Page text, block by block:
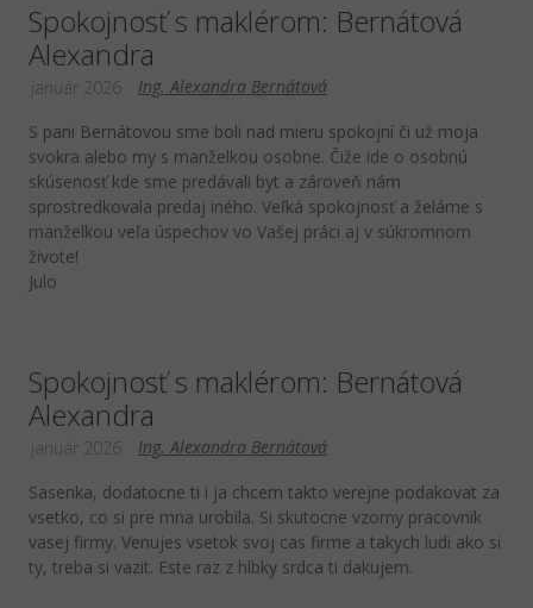
Spokojnosť s maklérom: Bernátová
Alexandra
Ing. Alexandra Bernátová
január 2026
S pani Bernátovou sme boli nad mieru spokojní či už moja
svokra alebo my s manželkou osobne. Čiže ide o osobnú
skúsenosť kde sme predávali byt a zároveň nám
sprostredkovala predaj iného. Veľká spokojnosť a želáme s
manželkou veľa úspechov vo Vašej práci aj v súkromnom
živote!
Julo
Spokojnosť s maklérom: Bernátová
Alexandra
Ing. Alexandra Bernátová
január 2026
Sasenka, dodatocne ti i ja chcem takto verejne podakovat za
vsetko, co si pre mna urobila. Si skutocne vzorny pracovnik
vasej firmy. Venujes vsetok svoj cas firme a takych ludi ako si
ty, treba si vazit. Este raz z hlbky srdca ti dakujem.